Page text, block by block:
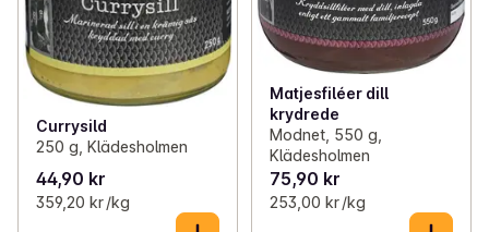
Currysild
250 g, Klädesholmen
44,90 kr
359,20 kr /kg
Matjesfiléer dill
krydrede
Modnet, 550 g,
Klädesholmen
75,90 kr
253,00 kr /kg